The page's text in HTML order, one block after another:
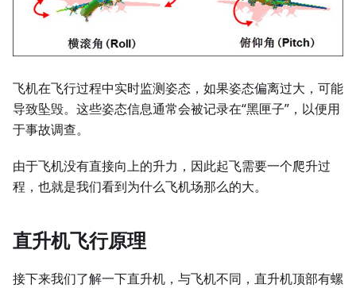
飞机在飞行过程中实时监测姿态，如果姿态偏离过大，可能
导致坠毁。这些姿态信息通常会被记录在“黑匣子”，以便用
于事故调查。
由于飞机没有直接向上的升力，因此起飞需要一个爬升过
程，也就是我们看到为什么飞机场那么的大。
直升机飞行原理
接下来我们了解一下直升机，与飞机不同，直升机顶部有螺